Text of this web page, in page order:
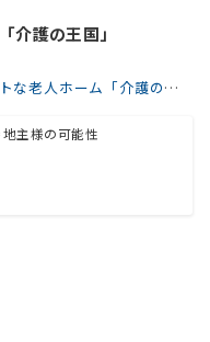
介護の王国」
人ホーム「介護の王国」
主様の可能性